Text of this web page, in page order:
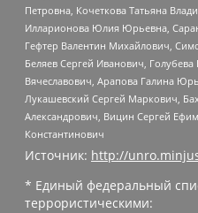
Петровна, Кочеткова Татьяна
Илларионова Юлия Юрьевна,
Гефтер Валентин Михайлович,
Беляев Сергей Иванович,
Вячеславович, Арапова Галина
Лукашевский Сергей Маркович,
Александрович, Вицин Сергей
Константинович
Источник: http://
* Единый федеральный
террористическими: